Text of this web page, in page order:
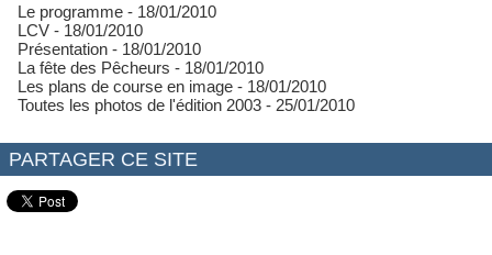
Le programme - 18/01/2010
LCV - 18/01/2010
Présentation - 18/01/2010
La fête des Pêcheurs - 18/01/2010
Les plans de course en image - 18/01/2010
Toutes les photos de l'édition 2003 - 25/01/2010
PARTAGER CE SITE